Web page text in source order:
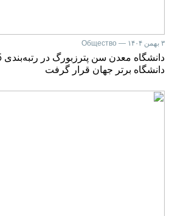
۳ بهمن ۱۴۰۴ — Общество
دانشگاه برتر جهان قرار گرفت